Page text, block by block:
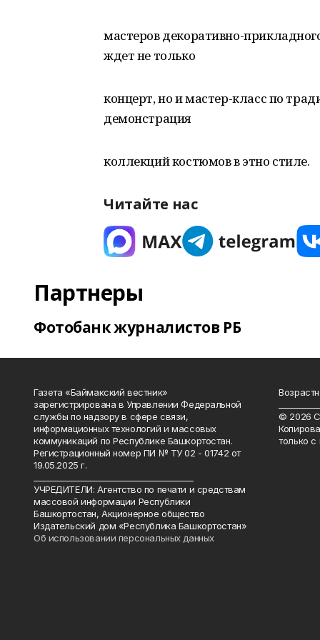
мастеров декоративно-
ждет не только
концерт, но и мастер-класс по
демонстрация
коллекций костюмов в этно стиле.
Читайте нас
Партнеры
Фотобанк журналистов РБ
Газета «Баймакский вестник»
зарегистрирована в Управлении Федеральной
службы по надзору в сфере связи,
информационных технологий и массовых
коммуникаций по Республике Башкортостан.
Регистрационный номер ПИ № ТУ 02 - 01742 от
19.05.2025 г.
УЧРЕДИТЕЛИ: Агентство по печати и средствам
массовой информации Республики
Башкортостан, Акционерное общество
Издательский дом «Республика Башкортостан»
Об использовании персональных данных
© 2026
только